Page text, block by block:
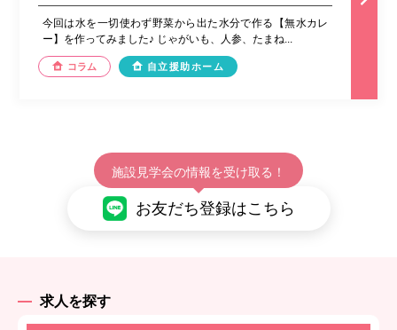
今回は水を一切使わず野菜から出た水分で作る【無水カレ
ー】を作ってみました♪ じゃがいも、人参、たまね...
コラム 自立援助ホーム
施設見学会の情報を受け取る！
お友だち登録はこちら
求人を探す